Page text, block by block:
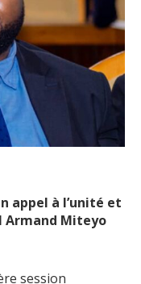
appel à l’unité et
Armand Miteyo
session